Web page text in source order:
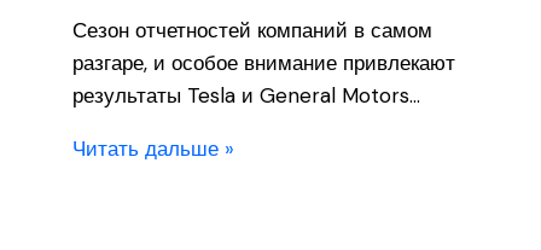
Сезон отчетностей компаний в самом
разгаре, и особое внимание привлекают
результаты Tesla и General Motors…
Читать дальше »